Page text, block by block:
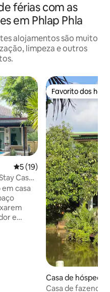
férias com as
em Phlap Phla
alojamentos são muito
limpeza e outros
Classificação média de 5
5 (19)
Casa
casa
e
Favorito dos
Favorito dos
Casa de
ai
Casa de fazenda